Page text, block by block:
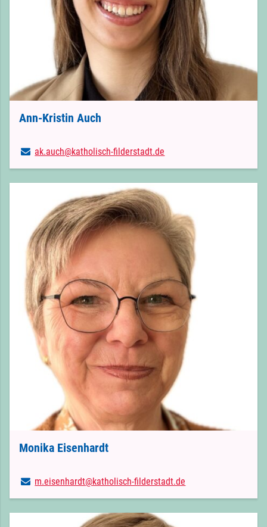
Ann-Kristin Auch
ak.​auch@​katholisch-filderstadt.​de
Monika Eisenhardt
m.​eisenhardt@​katholisch-filderstadt.​de